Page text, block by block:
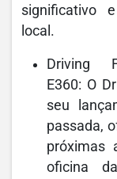
significativo
local.
Driving
E360: O
seu
passada,
próximas
oficina